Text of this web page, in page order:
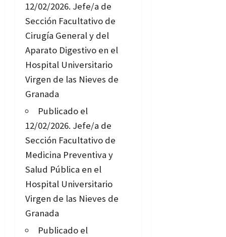
12/02/2026. Jefe/a de
Sección Facultativo de
Cirugía General y del
Aparato Digestivo en el
Hospital Universitario
Virgen de las Nieves de
Granada
Publicado el
12/02/2026. Jefe/a de
Sección Facultativo de
Medicina Preventiva y
Salud Pública en el
Hospital Universitario
Virgen de las Nieves de
Granada
Publicado el